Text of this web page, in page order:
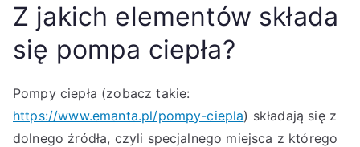
Z jakich elementów składa
się pompa ciepła?
Pompy ciepła (zobacz takie:
https://www.emanta.pl/pompy-ciepla) składają się z
dolnego źródła, czyli specjalnego miejsca z którego